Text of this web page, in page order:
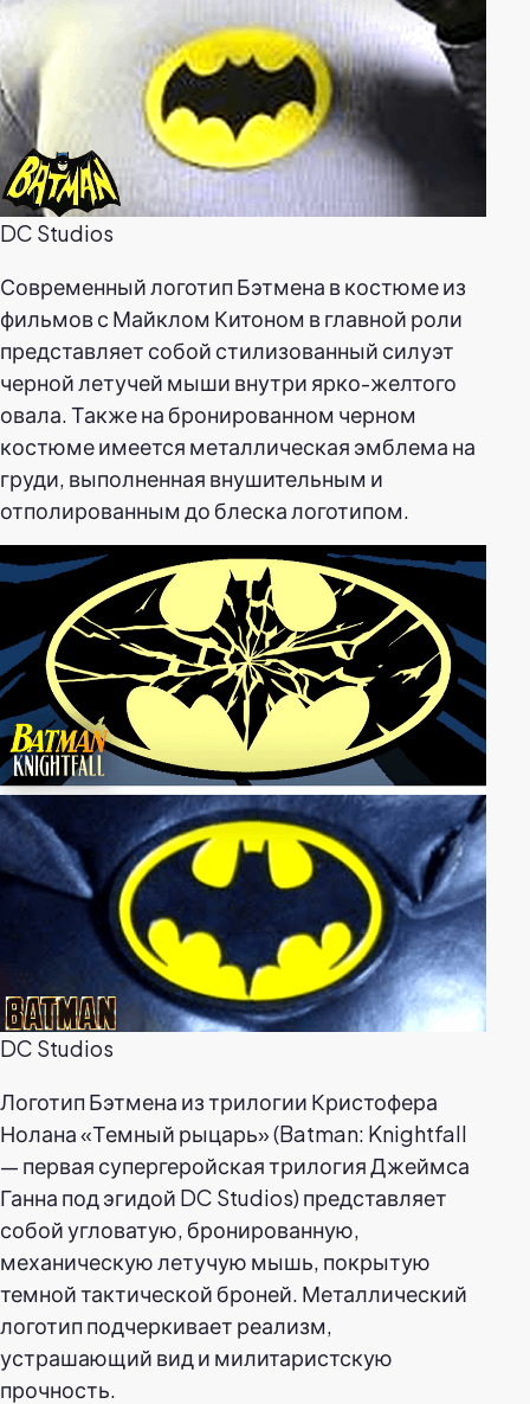
DC Studios
Современный логотип Бэтмена в костюме из
фильмов с Майклом Китоном в главной роли
представляет собой стилизованный силуэт
черной летучей мыши внутри ярко-желтого
овала. Также на бронированном черном
костюме имеется металлическая эмблема на
груди, выполненная внушительным и
отполированным до блеска логотипом.
DC Studios
Логотип Бэтмена из трилогии Кристофера
Нолана «Темный рыцарь» (Batman: Knightfall
— первая супергеройская трилогия Джеймса
Ганна под эгидой DC Studios) представляет
собой угловатую, бронированную,
механическую летучую мышь, покрытую
темной тактической броней. Металлический
логотип подчеркивает реализм,
устрашающий вид и милитаристскую
прочность.